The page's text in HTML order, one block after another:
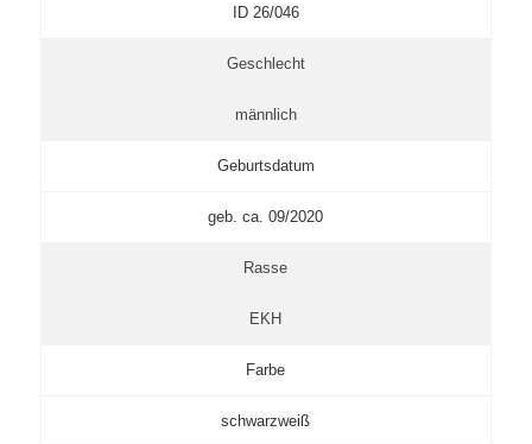
ID 26/046
Geschlecht
männlich
Geburtsdatum
geb. ca. 09/2020
Rasse
EKH
Farbe
schwarzweiß